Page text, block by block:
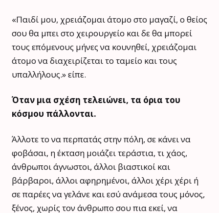
«Παιδί μου, χρειάζομαι άτομο στο μαγαζί, ο θείος
σου θα μπει στο χειρουργείο και δε θα μπορεί
τους επόμενους μήνες να κουνηθεί, χρειάζομαι
άτομο να διαχειρίζεται το ταμείο και τους
υπαλλήλους.» είπε.
Όταν μια σχέση τελειώνει, τα όρια του
κόσμου πάλλονται.
Άλλοτε το να περπατάς στην πόλη, σε κάνει να
φοβάσαι, η έκταση μοιάζει τεράστια, τι χάος,
άνθρωποι άγνωστοι, άλλοι βιαστικοί και
βάρβαροι, άλλοι αφηρημένοι, άλλοι χέρι χέρι ή
σε παρέες να γελάνε και εσύ ανάμεσα τους μόνος,
ξένος, χωρίς τον άνθρωπο σου πια εκεί, να